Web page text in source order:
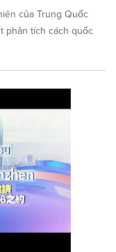
của Trung Quốc
phân tích cách quốc